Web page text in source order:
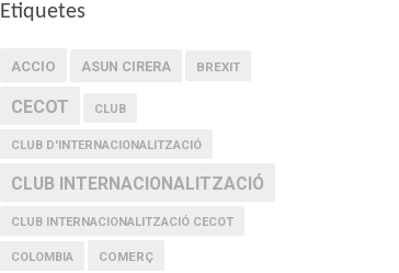
Etiquetes
ACCIO ASUN CIRERA BREXIT
CECOT CLUB
CLUB D'INTERNACIONALITZACIÓ
CLUB INTERNACIONALITZACIÓ
CLUB INTERNACIONALITZACIÓ CECOT
COLOMBIA COMERÇ